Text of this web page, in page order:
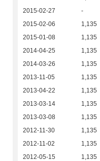
2015-02-27
-
2015-02-06
1,135
2015-01-08
1,135
2014-04-25
1,135
2014-03-26
1,135
2013-11-05
1,135
2013-04-22
1,135
2013-03-14
1,135
2013-03-08
1,135
2012-11-30
1,135
2012-11-02
1,135
2012-05-15
1,135